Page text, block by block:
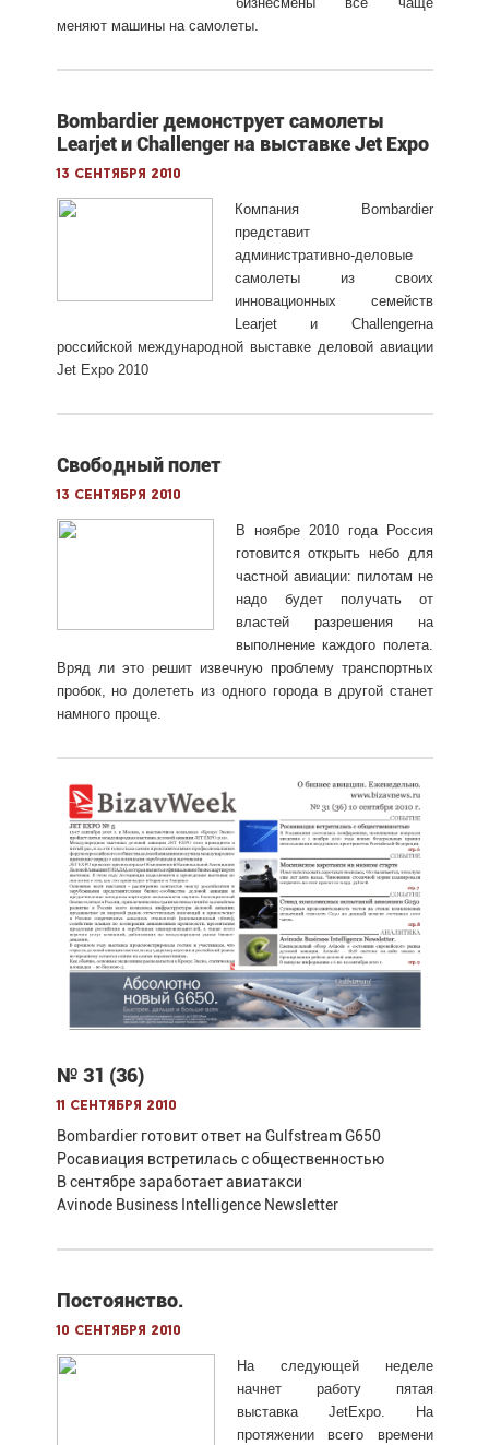
меняют машины на самолеты.
Bombardier демонструет самолеты
Learjet и Challenger на выставке Jet Expo
13 сентября 2010
Компания Bombardier
представит
административно-деловые
самолеты из своих
инновационных семейств
Learjet и Challengerна
российской международной выставке деловой авиации
Jet Expo 2010
Свободный полет
13 сентября 2010
В ноябре 2010 года Россия
готовится открыть небо для
частной авиации: пилотам не
надо будет получать от
властей разрешения на
выполнение каждого полета.
Вряд ли это решит извечную проблему транспортных
пробок, но долететь из одного города в другой станет
намного проще.
№ 31 (36)
11 сентября 2010
Bombardier готовит ответ на Gulfstream G650
Росавиация встретилась с общественностью
В сентябре заработает авиатакси
Avinode Business Intelligence Newsletter
Постоянство.
10 сентября 2010
На следующей неделе
начнет работу пятая
выставка JetExpo. На
протяжении всего времени